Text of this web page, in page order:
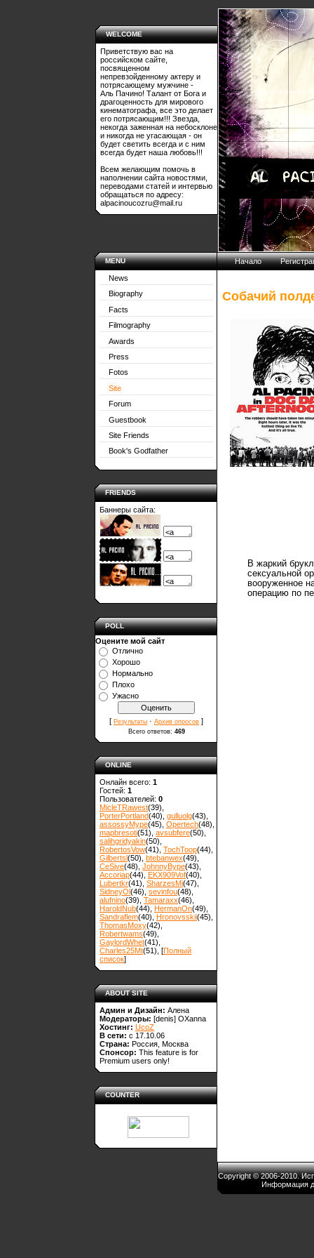
WELCOME
Приветствую вас на
российском сайте,
посвященном
непревзойденному актеру и
потрясающему мужчине -
Аль Пачино! Талант от Бога и
драгоценность для мирового
кинематографа, все это делает
его потрясающим!!! Звезда,
некогда заженная на небосклоне
и никогда не угасающая - он
будет светить всегда и с ним
всегда будет наша любовь!!!
Всем желающим помочь в
наполнении сайта новостями,
переводами статей и интервью
обращаться по адресу:
alpacinoucozru@mail.ru
MENU
News
Biography
Facts
Filmography
Awards
Press
Fotos
Site
Forum
Guestbook
Site Friends
Book's Godfather
FRIENDS
Баннеры сайта:
POLL
Оцените мой сайт
Отлично
Хорошо
Нормально
Плохо
Ужасно
[ Результаты · Архив опросов ]
Всего ответов: 469
ONLINE
Онлайн всего: 1
Гостей: 1
Пользователей: 0
MicleTRawest(39)
PorterPortland(40) gulluolg(43)
assossyMype(45) Opertech(48)
mapbresoti(51) avsubfere(50)
salihgridyakin(50)
RobertosVow(41) TochToop(44)
Gilbertsl(50) btebanwex(49)
CeSive(48) JohnnyBype(43)
Accoriap(44) EKX909Vof(40)
Lubertkr(41) SharzesMi(47)
SidneyOl(46) sevinfou(48)
alufnino(39) Tamaraxx(46)
HaroldNub(44) HermanOn(49)
Sandraflem(40) Hronovsskii(45)
ThomasMoxy(42)
Robertwams(49)
GaylordWhet(41)
Charles25Mt(51) , [Полный
список]
ABOUT SITE
Админ и Дизайн: Алена
Модераторы: [denis] OXanna
Хостинг: UcoZ
В сети: с 17.10.06
Страна: Россия, Москва
Спонсор: This feature is for
Premium users only!
COUNTER
Начало
Собачий
В жаркий
сексуальной
вооруженное
операцию по
Copyright © 2006-2010.
Информация